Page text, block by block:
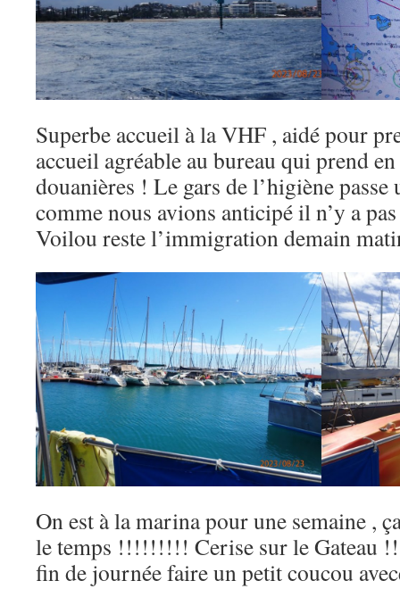
Superbe accueil à la VHF , aidé pour
accueil agréable au bureau qui prend
douanières ! Le gars de l’higiène passe
comme nous avions anticipé il n’y a
Voilou reste l’immigration demain
On est à la marina pour une semaine ,
le temps !!!!!!!!! Cerise sur le Gateau
fin de journée faire un petit coucou